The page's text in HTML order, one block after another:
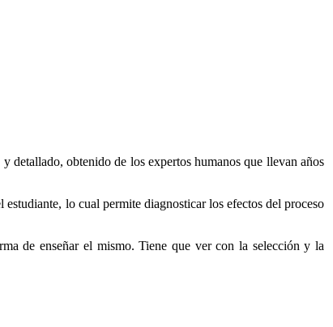
detallado, obtenido de los expertos humanos que llevan años
lo cual permite diagnosticar los efectos del proceso
de enseñar el mismo. Tiene que ver con la selección y la